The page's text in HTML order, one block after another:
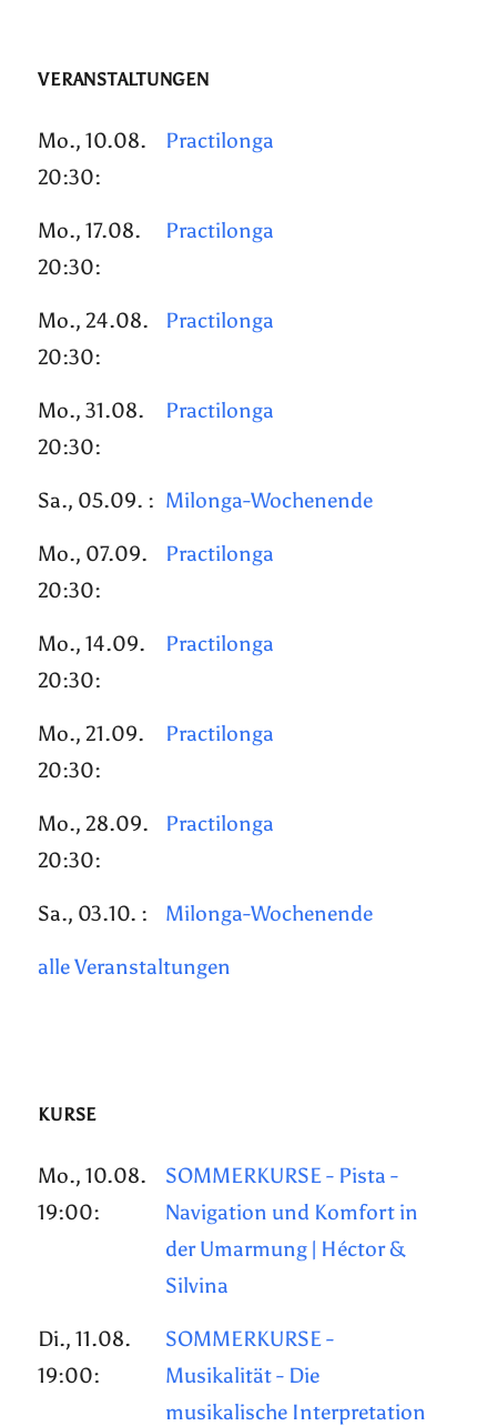
VERANSTALTUNGEN
Mo., 10.08.
20:30:
Practilonga
Mo., 17.08.
20:30:
Practilonga
Mo., 24.08.
20:30:
Practilonga
Mo., 31.08.
20:30:
Practilonga
Sa., 05.09. : Milonga-Wochenende
Mo., 07.09.
20:30:
Practilonga
Mo., 14.09.
20:30:
Practilonga
Mo., 21.09.
20:30:
Practilonga
Mo., 28.09.
20:30:
Practilonga
Sa., 03.10. : Milonga-Wochenende
alle Veranstaltungen
KURSE
Mo., 10.08.
19:00:
SOMMERKURSE - Pista -
Navigation und Komfort in
der Umarmung | Héctor &
Silvina
Di., 11.08.
19:00:
SOMMERKURSE -
Musikalität - Die
musikalische Interpretation